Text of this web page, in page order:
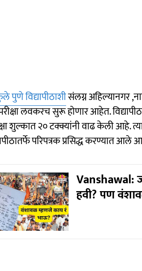
पुणे विद्यापीठाशीसंलग्न अहिल्यानगर
परीक्षा लवकरच सुरू होणार आहेत.
शुल्कात २० टक्क्यांनी वाढ केली आहे.
परिपत्रक प्रसिद्ध करण्यात आले
Vanshawal:
हवी? पण